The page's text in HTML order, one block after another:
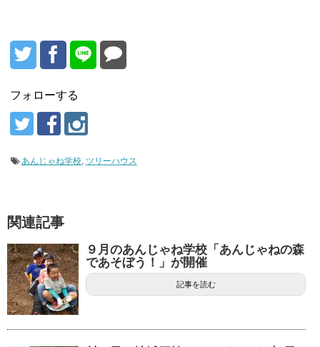
フォローする
あんじゃね学校, ツリーハウス
関連記事
９月のあんじゃね学校「あんじゃねの森
であそぼう！」が開催
記事を読む